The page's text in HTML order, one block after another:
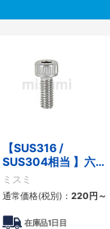
【SUS316 /
SUS304相当 】六角
穴付ボルト ステンレ
ス
ミスミ
通常価格(税別)： 220 円 ～
在庫品1日目